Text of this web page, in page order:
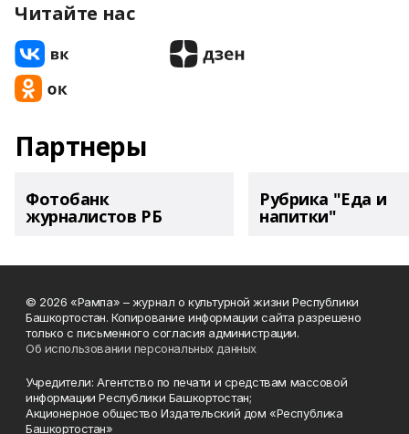
Читайте нас
Партнеры
Фотобанк
журналистов РБ
Рубрика "Еда и
напитки"
© 2026 «Рампа» – журнал о культурной жизни Республики
Башкортостан. Копирование информации сайта разрешено
только с письменного согласия администрации.
Об использовании персональных данных
Учредители: Агентство по печати и средствам массовой
информации Республики Башкортостан;
Акционерное общество Издательский дом «Республика
Башкортостан»